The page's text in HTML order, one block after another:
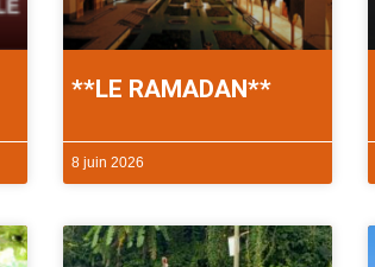
**LE RAMADAN**
8 juin 2026